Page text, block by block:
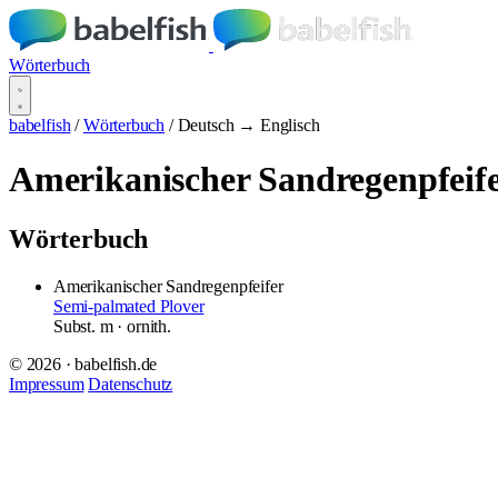
Wörterbuch
babelfish / Wörterbuch / Deutsch → Englisch
Amerikanischer
Wörterbuch
Amerikanischer Sandregenpfeifer
Semi-palmated Plover
Subst. m· ornith.
© 2026 · babelfish.de
Impressum Datenschutz